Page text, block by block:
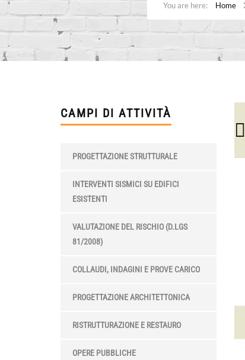
Home
CAMPI DI ATTIVITÀ
PROGETTAZIONE STRUTTURALE
INTERVENTI SISMICI SU EDIFICI
ESISTENTI
VALUTAZIONE DEL RISCHIO (D.LGS
81/2008)
COLLAUDI, INDAGINI E PROVE CARICO
PROGETTAZIONE ARCHITETTONICA
RISTRUTTURAZIONE E RESTAURO
OPERE PUBBLICHE